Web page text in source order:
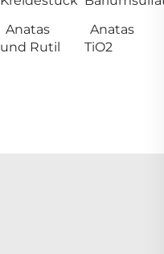
Anatas
und Rutil
Anatas
TiO2